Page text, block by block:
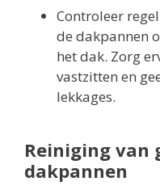
Controleer
de dakpannen
het dak. Zorg
vastzitten en
lekkages.
Reiniging van
dakpannen